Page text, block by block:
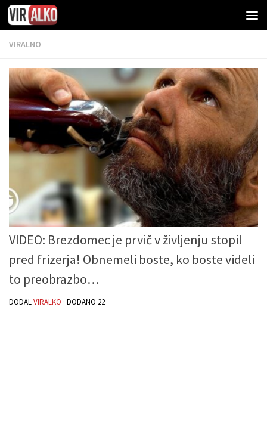
VIRALNO
VIDEO: Brezdomec je prvič v življenju stopil
pred frizerja! Obnemeli boste, ko boste videli
to preobrazbo…
DODALVIRALKO · DODANO 22